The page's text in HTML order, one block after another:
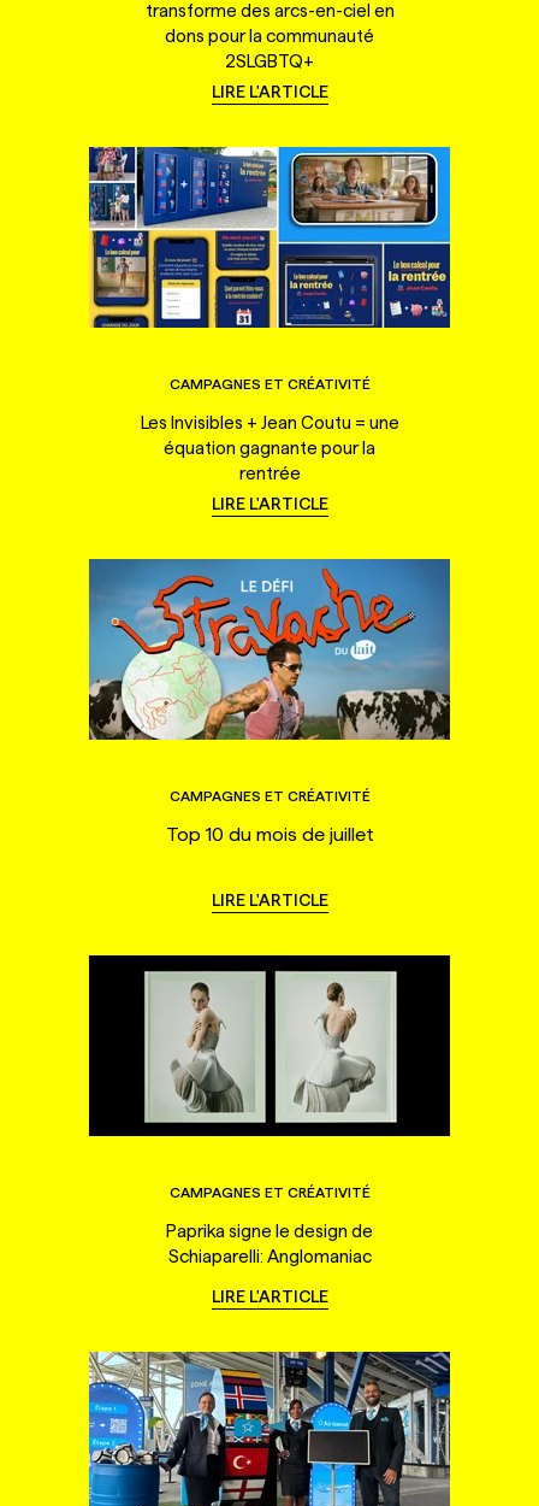
transforme des arcs-en-ciel en
dons pour la communauté
2SLGBTQ+
LIRE L'ARTICLE
CAMPAGNES ET CRÉATIVITÉ
Les Invisibles + Jean Coutu = une
équation gagnante pour la
rentrée
LIRE L'ARTICLE
CAMPAGNES ET CRÉATIVITÉ
Top 10 du mois de juillet
LIRE L'ARTICLE
CAMPAGNES ET CRÉATIVITÉ
Paprika signe le design de
Schiaparelli: Anglomaniac
LIRE L'ARTICLE